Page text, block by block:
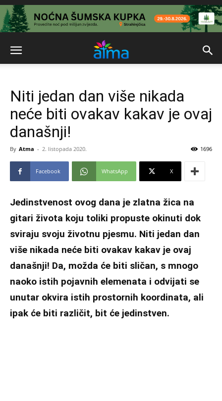
Niti jedan dan više nikada
neće biti ovakav kakav je ovaj
današnji!
By Atma - 2. listopada 2020. 1696
Facebook WhatsApp X
Jedinstvenost ovog dana je zlatna žica na
gitari života koju toliki propuste okinuti dok
sviraju svoju životnu pjesmu. Niti jedan dan
više nikada neće biti ovakav kakav je ovaj
današnji! Da, možda će biti sličan, s mnogo
naoko istih pojavnih elemenata i odvijati se
unutar okvira istih prostornih koordinata, ali
ipak će biti različit, bit će jedinstven.